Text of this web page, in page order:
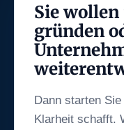
Sie
gründen
Dann starten
Klarheit schafft.